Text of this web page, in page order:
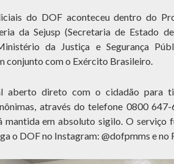
do DOF aconteceu dentro do
da Sejusp (Secretaria de Estado
da Justiça e Segurança
conjunto com o Exército Brasileiro.
aberto direto com o cidadão para
através do telefone 0800
mantida em absoluto sigilo. O serviço
o DOF no Instagram: @dofpmms e